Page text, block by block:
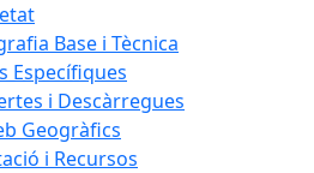
Base i Tècnica
Específiques
i Descàrregues
Geogràfics
i Recursos